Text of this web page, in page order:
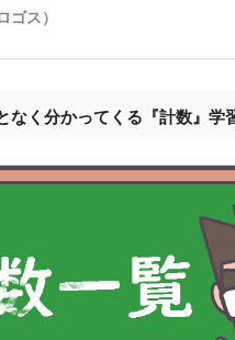
なく分かってくる『計数』学